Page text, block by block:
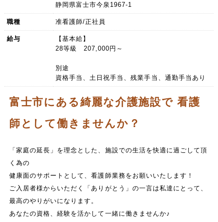
静岡県富士市今泉1967-1
職種 准看護師/正社員
給与
【基本給】
28等級 207,000円～
別途
資格手当、土日祝手当、残業手当、通勤手当あり
富士市にある綺麗な介護施設で 看護
師として働きませんか？
「家庭の延長」を理念とした、施設での生活を快適に過ごして頂
く為の
健康面のサポートとして、看護師業務をお願いいたします！
ご入居者様からいただく「ありがとう」の一言は私達にとって、
最高のやりがいになります。
あなたの資格、経験を活かして一緒に働きませんか♪